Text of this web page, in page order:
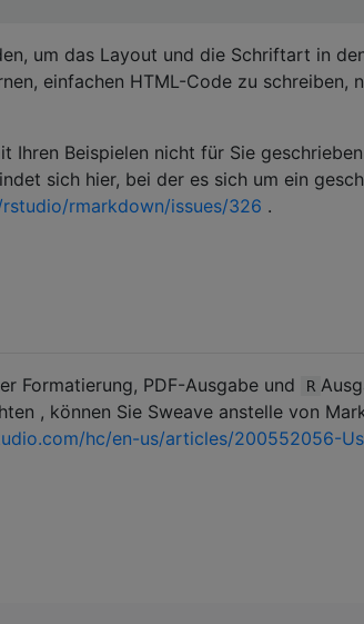
um das Layout und die Schriftart in
einfachen HTML-Code zu schreiben,
Ihren Beispielen nicht für Sie
sich hier, bei der es sich um ein
rmarkdown/issues/326 .
Formatierung, PDF-Ausgabe und R
, können Sie Sweave anstelle von
hc/en-us/articles/200552056-